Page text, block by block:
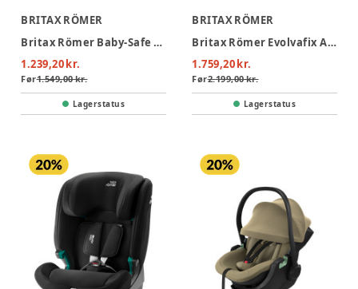
BRITAX RÖMER
Britax Römer Baby-Safe Core Autostol - Chai
1.239,20 kr.
Før1.549,00 kr.
Lagerstatus
BRITAX RÖMER
Britax Römer Evolvafix Autostol - Midnight Grey
1.759,20 kr.
Før2.199,00 kr.
Lagerstatus